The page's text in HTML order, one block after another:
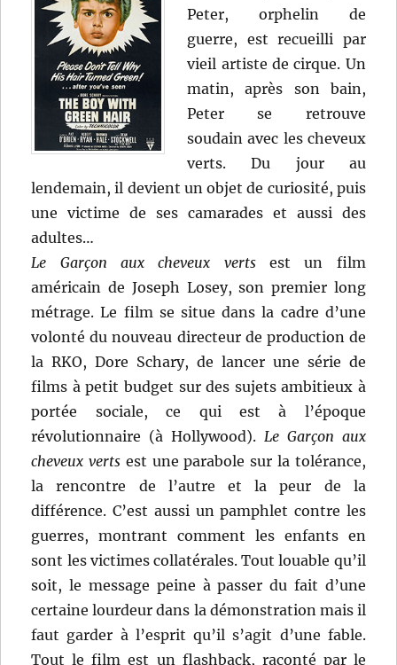
Peter, orphelin de
guerre, est recueilli par
vieil artiste de cirque. Un
matin, après son bain,
Peter se retrouve
soudain avec les cheveux
verts. Du jour au
lendemain, il devient un objet de curiosité, puis
une victime de ses camarades et aussi des
adultes…
Le Garçon aux cheveux vertsest un film
américain de Joseph Losey, son premier long
métrage. Le film se situe dans la cadre d’une
volonté du nouveau directeur de production de
la RKO, Dore Schary, de lancer une série de
films à petit budget sur des sujets ambitieux à
portée sociale, ce qui est à l’époque
révolutionnaire (à Hollywood). Le Garçon aux
cheveux verts est une parabole sur la tolérance,
la rencontre de l’autre et la peur de la
différence. C’est aussi un pamphlet contre les
guerres, montrant comment les enfants en
sont les victimes collatérales. Tout louable qu’il
soit, le message peine à passer du fait d’une
certaine lourdeur dans la démonstration mais il
faut garder à l’esprit qu’il s’agit d’une fable.
Tout le film est un flashback, raconté par le